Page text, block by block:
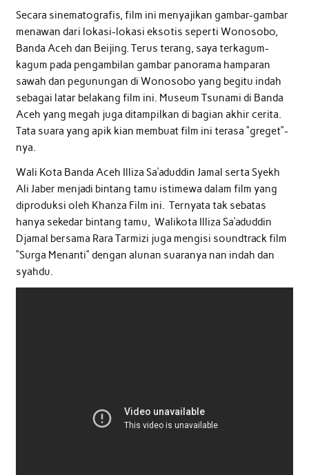
Secara sinematografis, film ini menyajikan gambar-gambar
menawan dari lokasi-lokasi eksotis seperti Wonosobo,
Banda Aceh dan Beijing. Terus terang, saya terkagum-
kagum pada pengambilan gambar panorama hamparan
sawah dan pegunungan di Wonosobo yang begitu indah
sebagai latar belakang film ini. Museum Tsunami di Banda
Aceh yang megah juga ditampilkan di bagian akhir cerita.
Tata suara yang apik kian membuat film ini terasa “greget”-
nya.
Wali Kota Banda Aceh Illiza Sa’aduddin Jamal serta Syekh
Ali Jaber menjadi bintang tamu istimewa dalam film yang
diproduksi oleh Khanza Film ini. Ternyata tak sebatas
hanya sekedar bintang tamu, Walikota Illiza Sa’aduddin
Djamal bersama Rara Tarmizi juga mengisi soundtrack film
“Surga Menanti” dengan alunan suaranya nan indah dan
syahdu.